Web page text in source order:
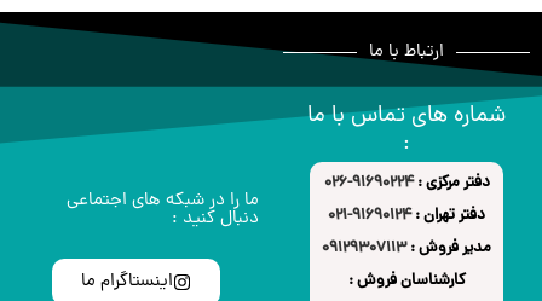
ارتباط با ما
شماره های تماس با ما
:
دفتر مرکزی :91690224-026
دفتر تهران :91690124-021
مدیر فروش :09129307113
کارشناسان فروش :
ما را در شبکه های اجتماعی
دنبال کنید :
اینستاگرام ما